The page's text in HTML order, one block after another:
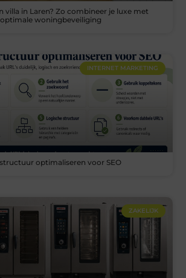
villa in Laren? Zo combineer je luxe met
optimale woningbeveiliging
INTERNET MARKETING
optimaliseren voor SEO
ZAKELIJK